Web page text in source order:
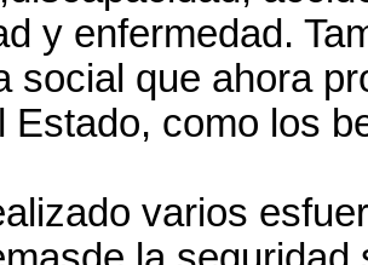
y enfermedad.
social que ahora
Estado, como los
varios